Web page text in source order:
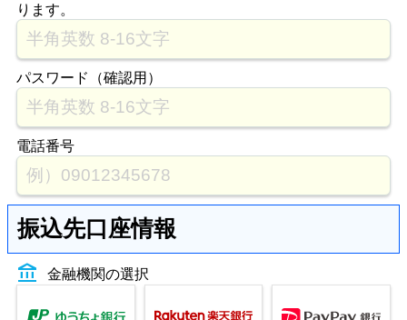
ります。
パスワード（確認用）
電話番号
振込先口座情報
account_balance 金融機関の選択